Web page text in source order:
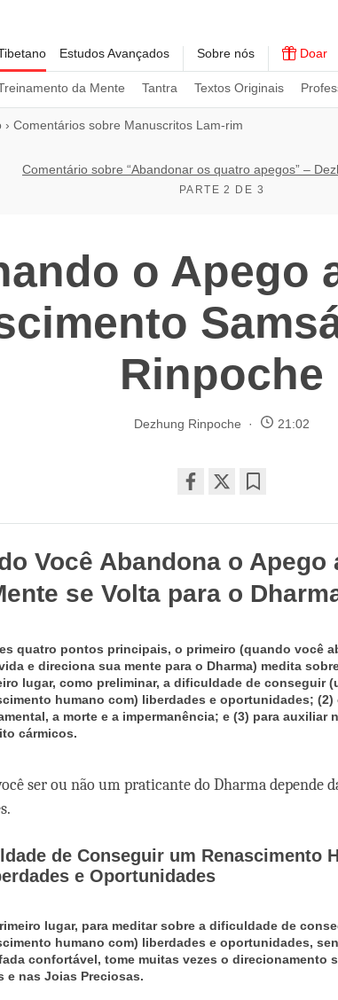
da Mente Tantra Textos Originais
Estudos Avançados Sobre nós Doar
› Comentários sobre Manuscritos Lam-rim
Comentário sobre “Abandonar os quatro apegos” –
PARTE 2 DE 3
o Apego
Rinpoche
Dezhung Rinpoche 21:02
on
facebook
Você Abandona o Apego
se Volta para o
quatro pontos principais, o primeiro (quando você
e direciona sua mente para o Dharma) medita
lugar, como preliminar, a dificuldade de conseguir
humano com) liberdades e oportunidades; (2)
a morte e a impermanência; e (3) para auxiliar
cármicos.
ser ou não um praticante do Dharma depende
de Conseguir um Renascimento
e Oportunidades
lugar, para meditar sobre a dificuldade de
humano com) liberdades e oportunidades,
confortável, tome muitas vezes o direcionamento
e nas Joias Preciosas.